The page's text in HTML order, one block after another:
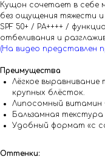
Кущон сочетает в себе
без ощущения тяжести
SPF 50+ / PA++++ /
отбеливания и
(На видео представлен
Преимущества
Лёгкое выравнивание
крупных блёсток.
Липосомный витамин
Бальзамная
Удобный формат «с
Оттенки: